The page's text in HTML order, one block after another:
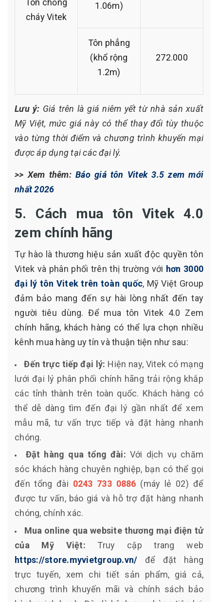
cháy Vitek
1.06m)
Tôn phẳng
(khổ rộng
1.2m)
272.000
Lưu ý: Giá trên là giá niêm yết từ nhà sản xuất
Mỹ Việt, mức giá này có thể thay đổi tùy thuộc
vào từng thời điểm và chương trình khuyến mại
được áp dụng tại các đại lý.
>> Xem thêm:Báo giá tôn Vitek 3.5 zem mới
nhất 2026
5. Cách mua tôn Vitek 4.0
zem chính hãng
Tự hào là thương hiệu sản xuất độc quyền tôn
Vitek và phân phối trên thị trường với hơn 3000
đại lý tôn Vitek trên toàn quốc, Mỹ Việt Group
đảm bảo mang đến sự hài lòng nhất đến tay
người tiêu dùng. Để mua tôn Vitek 4.0 Zem
chính hãng, khách hàng có thể lựa chọn nhiều
kênh mua hàng uy tín và thuận tiện như sau:
Đến trực tiếp đại lý: Hiện nay, Vitek có mạng
lưới đại lý phân phối chính hãng trải rộng khắp
các tỉnh thành trên toàn quốc. Khách hàng có
thể dễ dàng tìm đến đại lý gần nhất để xem
mẫu mã, tư vấn trực tiếp và đặt hàng nhanh
chóng.
Đặt hàng qua tổng đài: Với dịch vụ chăm
sóc khách hàng chuyên nghiệp, bạn có thể gọi
đến tổng đài 0243 733 0886 (máy lẻ 02) để
được tư vấn, báo giá và hỗ trợ đặt hàng nhanh
chóng, chính xác.
Mua online qua website thương mại điện tử
của Mỹ Việt: Truy cập trang web
https://store.myvietgroup.vn/ để đặt hàng
trực tuyến, xem chi tiết sản phẩm, giá cả,
chương trình khuyến mãi và chính sách bảo